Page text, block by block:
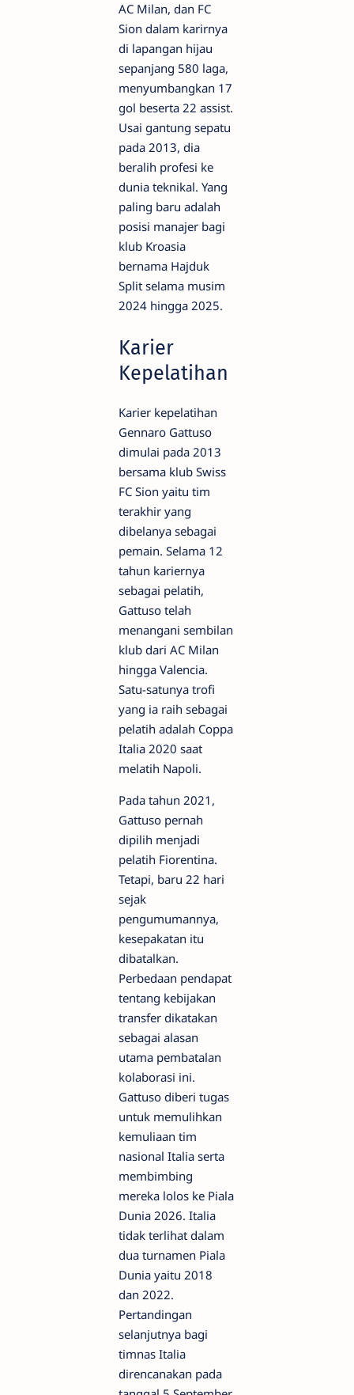
AC Milan, dan FC
Sion dalam karirnya
di lapangan hijau
sepanjang 580 laga,
menyumbangkan 17
gol beserta 22 assist.
Usai gantung sepatu
pada 2013, dia
beralih profesi ke
dunia teknikal. Yang
paling baru adalah
posisi manajer bagi
klub Kroasia
bernama Hajduk
Split selama musim
2024 hingga 2025.
Karier
Kepelatihan
Karier kepelatihan
Gennaro Gattuso
dimulai pada 2013
bersama klub Swiss
FC Sion yaitu tim
terakhir yang
dibelanya sebagai
pemain. Selama 12
tahun kariernya
sebagai pelatih,
Gattuso telah
menangani sembilan
klub dari AC Milan
hingga Valencia.
Satu-satunya trofi
yang ia raih sebagai
pelatih adalah Coppa
Italia 2020 saat
melatih Napoli.
Pada tahun 2021,
Gattuso pernah
dipilih menjadi
pelatih Fiorentina.
Tetapi, baru 22 hari
sejak
pengumumannya,
kesepakatan itu
dibatalkan.
Perbedaan pendapat
tentang kebijakan
transfer dikatakan
sebagai alasan
utama pembatalan
kolaborasi ini.
Gattuso diberi tugas
untuk memulihkan
kemuliaan tim
nasional Italia serta
membimbing
mereka lolos ke Piala
Dunia 2026. Italia
tidak terlihat dalam
dua turnamen Piala
Dunia yaitu 2018
dan 2022.
Pertandingan
selanjutnya bagi
timnas Italia
direncanakan pada